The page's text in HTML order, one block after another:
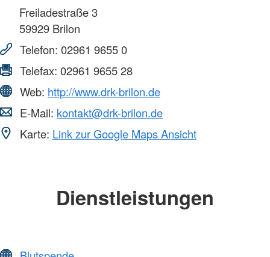
Freiladestraße 3
59929 Brilon
Telefon: 02961 9655 0
Telefax: 02961 9655 28
Web: http://www.drk-brilon.de
E-Mail: kontakt@drk-brilon.de
Karte: Link zur Google Maps Ansicht
Dienstleistungen